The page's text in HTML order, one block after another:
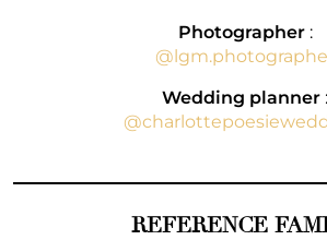
Photographer :
Wedding planner :
REFERENCE